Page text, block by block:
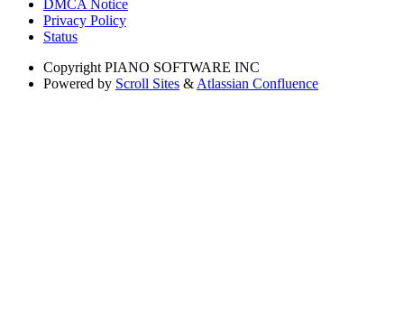
DMCA Notice
Privacy Policy
Status
Copyright PIANO SOFTWARE INC
Powered by Scroll Sites & Atlassian Confluence